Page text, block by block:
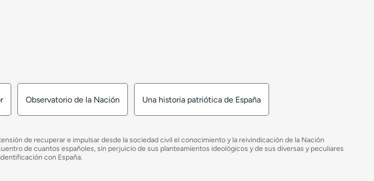
Observatorio de la Nación Una historia patriótica de España
de recuperar e impulsar desde la sociedad civil el conocimiento y la reivindicación de la Nación
de cuantos españoles, sin perjuicio de sus planteamientos ideológicos y de sus diversas y peculiares
con España.